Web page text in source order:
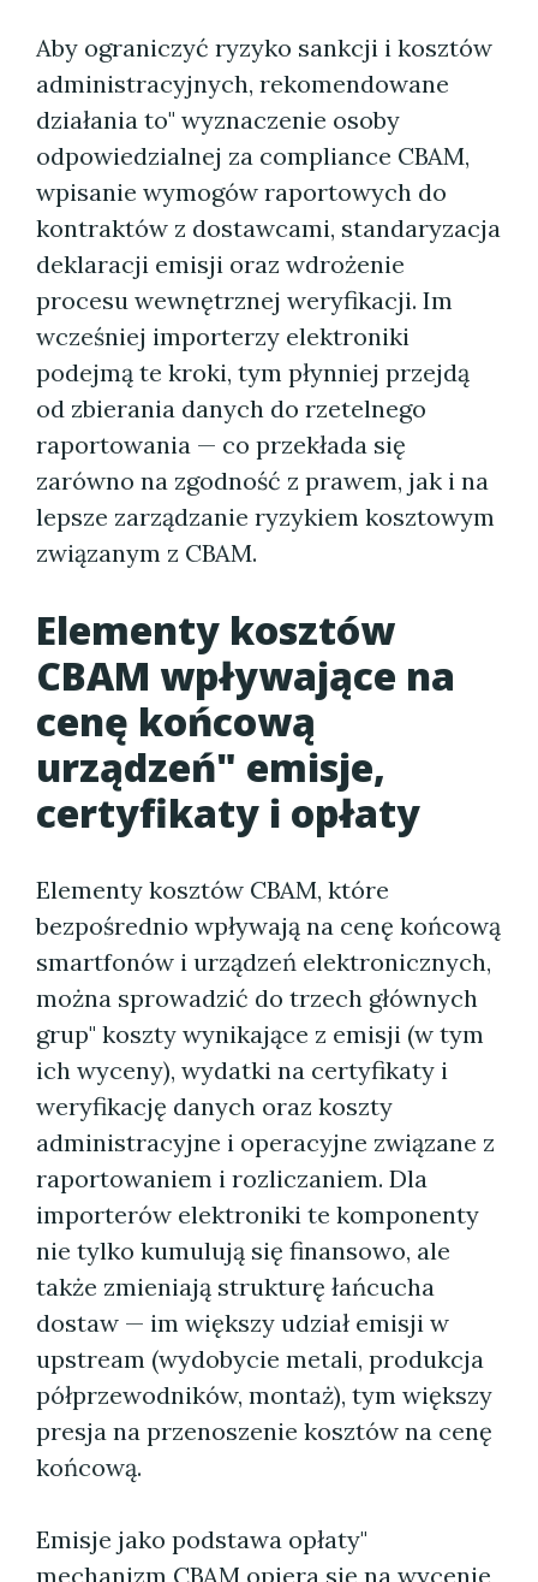
Aby ograniczyć ryzyko sankcji i kosztów
administracyjnych, rekomendowane
działania to" wyznaczenie osoby
odpowiedzialnej za compliance CBAM,
wpisanie wymogów raportowych do
kontraktów z dostawcami, standaryzacja
deklaracji emisji oraz wdrożenie
procesu wewnętrznej weryfikacji. Im
wcześniej importerzy elektroniki
podejmą te kroki, tym płynniej przejdą
od zbierania danych do rzetelnego
raportowania — co przekłada się
zarówno na zgodność z prawem, jak i na
lepsze zarządzanie ryzykiem kosztowym
związanym z CBAM.
Elementy kosztów
CBAM wpływające na
cenę końcową
urządzeń" emisje,
certyfikaty i opłaty
Elementy kosztów CBAM, które
bezpośrednio wpływają na cenę końcową
smartfonów i urządzeń elektronicznych,
można sprowadzić do trzech głównych
grup" koszty wynikające z emisji (w tym
ich wyceny), wydatki na certyfikaty i
weryfikację danych oraz koszty
administracyjne i operacyjne związane z
raportowaniem i rozliczaniem. Dla
importerów elektroniki te komponenty
nie tylko kumulują się finansowo, ale
także zmieniają strukturę łańcucha
dostaw — im większy udział emisji w
upstream (wydobycie metali, produkcja
półprzewodników, montaż), tym większy
presja na przenoszenie kosztów na cenę
końcową.
Emisje jako podstawa opłaty"
mechanizm CBAM opiera się na wycenie